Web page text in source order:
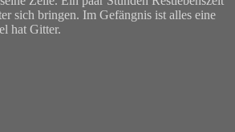
sich bringen. Im Gefängnis ist alles eine
hat Gitter.